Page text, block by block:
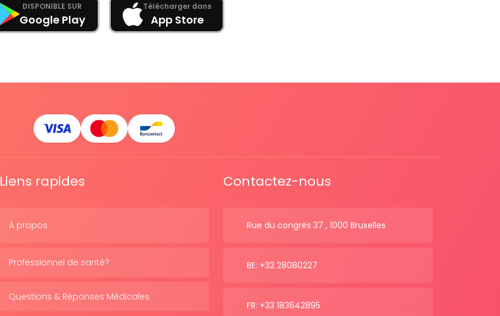
DISPONIBLE SUR
Google Play
Télécharger dans
App Store
Liens rapides
À propos
Professionnel de santé?
Questions & Réponses Médicales
Contactez-nous
Rue du congrès 37 , 1000 Bruxelles
BE: +32 28080227
FR: +33 183642895